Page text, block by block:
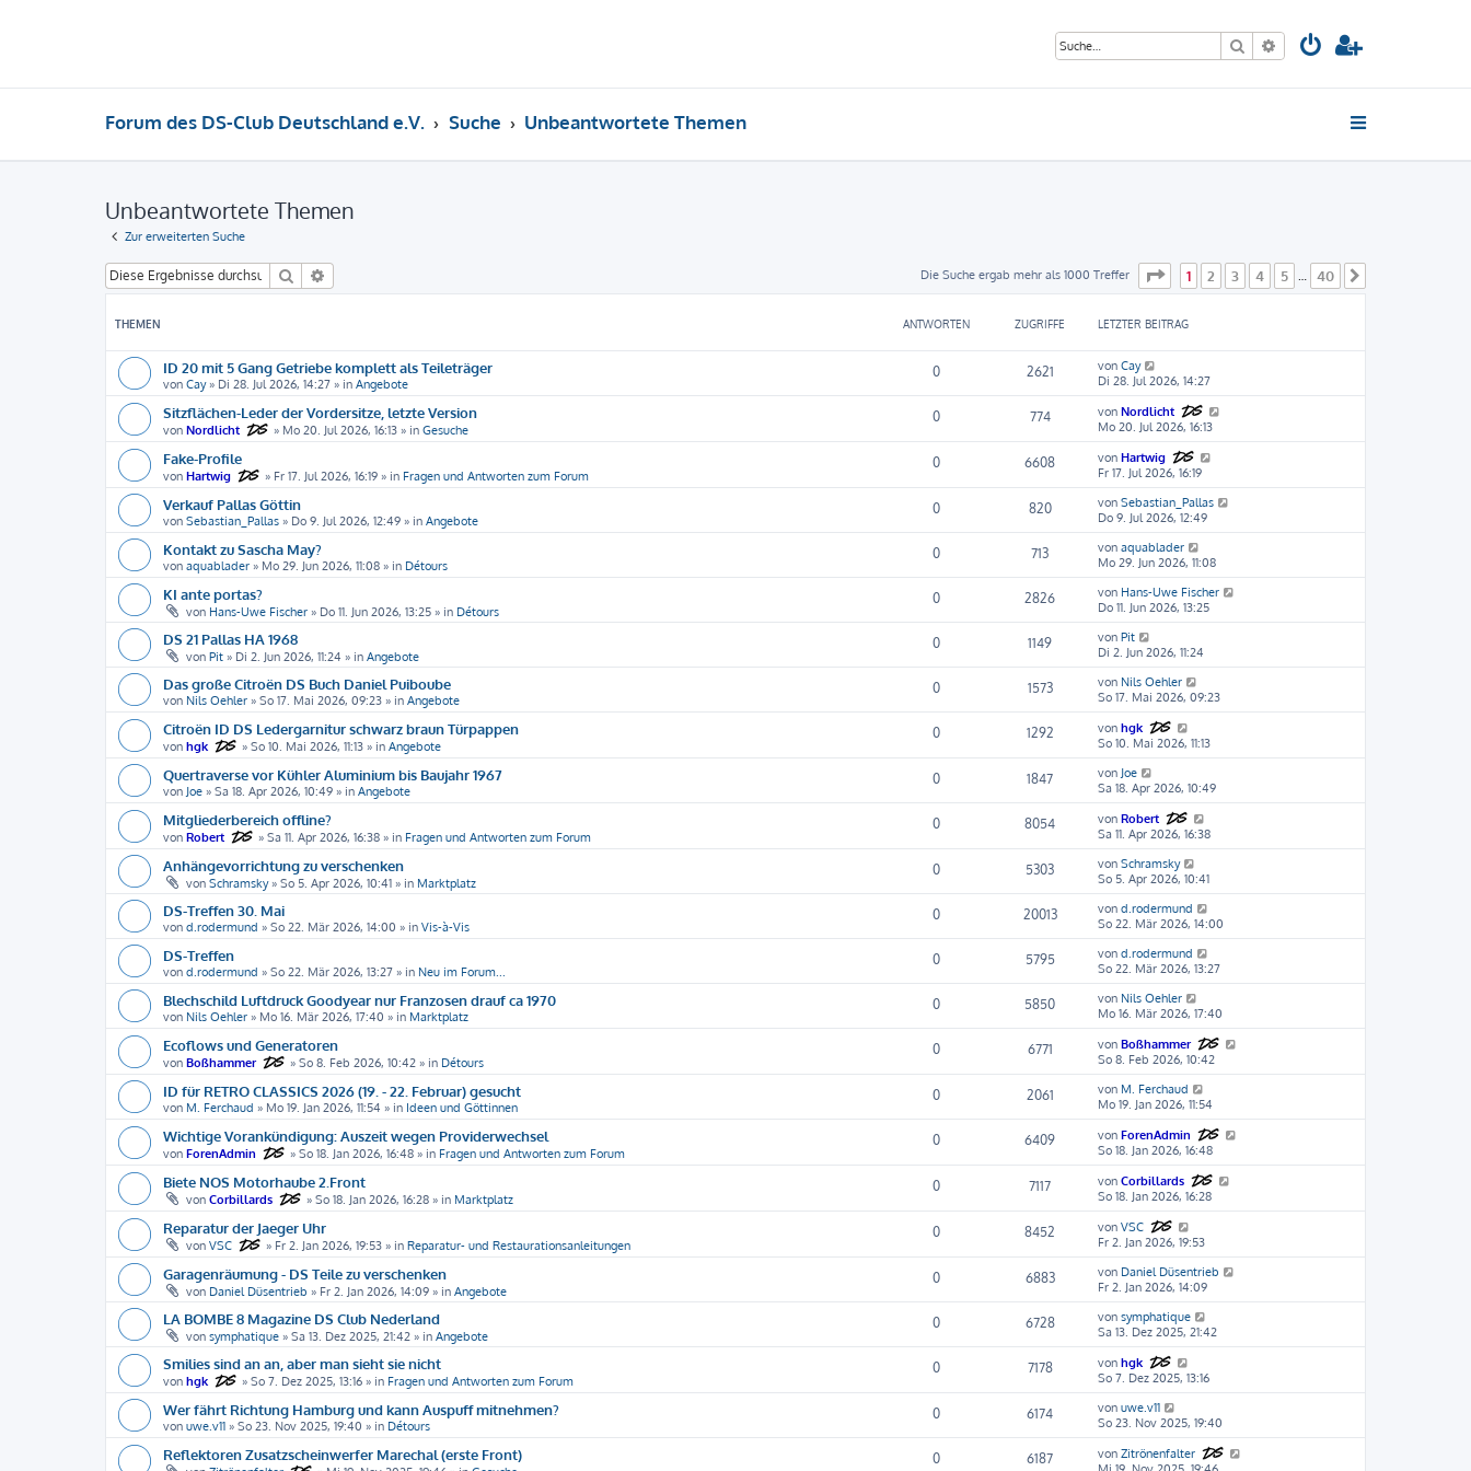
Suche Erweiterte Suche
Forum des DS-Club Deutschland e.V. Suche Unbeantwortete Themen
Unbeantwortete Themen
Zur erweiterten Suche
Suche Die Suche ergab mehr als 1000 Treffer Seite von40
1 2 3 4 5 40
THEMEN ANTWORTEN ZUGRIFFE LETZTER BEITRAG
ID 20 mit 5 Gang Getriebe komplett als Teileträger
von Cay» Di 28. Jul 2026, 14:27 » in Angebote
0 2621 von Cay
Di 28. Jul 2026, 14:27
Sitzflächen-Leder der Vordersitze, letzte Version
von Nordlicht » Mo 20. Jul 2026, 16:13 » in Gesuche
0 774 von Nordlicht
Mo 20. Jul 2026, 16:13
Fake-Profile
von Hartwig » Fr 17. Jul 2026, 16:19 » in Fragen und Antworten zum Forum
0 6608 von Hartwig
Fr 17. Jul 2026, 16:19
Verkauf Pallas Göttin
von Sebastian_Pallas » Do 9. Jul 2026, 12:49 » in Angebote
0 820 von Sebastian_Pallas
Do 9. Jul 2026, 12:49
Kontakt zu Sascha May?
von aquablader » Mo 29. Jun 2026, 11:08 » in Détours
0 713 von aquablader
Mo 29. Jun 2026, 11:08
KI ante portas?
von Hans-Uwe Fischer » Do 11. Jun 2026, 13:25 » in Détours
0 2826 von Hans-Uwe Fischer
Do 11. Jun 2026, 13:25
DS 21 Pallas HA 1968
von Pit » Di 2. Jun 2026, 11:24 » in Angebote
0 1149 von Pit
Di 2. Jun 2026, 11:24
Das große Citroën DS Buch Daniel Puiboube
von Nils Oehler » So 17. Mai 2026, 09:23 » in Angebote
0 1573 von Nils Oehler
So 17. Mai 2026, 09:23
Citroën ID DS Ledergarnitur schwarz braun Türpappen
von hgk » So 10. Mai 2026, 11:13 » in Angebote
0 1292 von hgk
So 10. Mai 2026, 11:13
Quertraverse vor Kühler Aluminium bis Baujahr 1967
von Joe » Sa 18. Apr 2026, 10:49 » in Angebote
0 1847 von Joe
Sa 18. Apr 2026, 10:49
Mitgliederbereich offline?
von Robert » Sa 11. Apr 2026, 16:38 » in Fragen und Antworten zum Forum
0 8054 von Robert
Sa 11. Apr 2026, 16:38
Anhängevorrichtung zu verschenken
von Schramsky» So 5. Apr 2026, 10:41 » in Marktplatz
0 5303 von Schramsky
So 5. Apr 2026, 10:41
DS-Treffen 30. Mai
von d.rodermund » So 22. Mär 2026, 14:00 » in Vis-à-Vis
0 20013 von d.rodermund
So 22. Mär 2026, 14:00
DS-Treffen
von d.rodermund » So 22. Mär 2026, 13:27 » in Neu im Forum...
0 5795 von d.rodermund
So 22. Mär 2026, 13:27
Blechschild Luftdruck Goodyear nur Franzosen drauf ca 1970
von Nils Oehler » Mo 16. Mär 2026, 17:40 » in Marktplatz
0 5850 von Nils Oehler
Mo 16. Mär 2026, 17:40
Ecoflows und Generatoren
von Boßhammer » So 8. Feb 2026, 10:42 » in Détours
0 6771 von Boßhammer
So 8. Feb 2026, 10:42
ID für RETRO CLASSICS 2026 (19. - 22. Februar) gesucht
von M. Ferchaud » Mo 19. Jan 2026, 11:54 » in Ideen und Göttinnen
0 2061 von M. Ferchaud
Mo 19. Jan 2026, 11:54
Wichtige Vorankündigung: Auszeit wegen Providerwechsel
von ForenAdmin » So 18. Jan 2026, 16:48 » in Fragen und Antworten zum Forum
0 6409 von ForenAdmin
So 18. Jan 2026, 16:48
Biete NOS Motorhaube 2.Front
von Corbillards » So 18. Jan 2026, 16:28 » in Marktplatz
0 7117 von Corbillards
So 18. Jan 2026, 16:28
Reparatur der Jaeger Uhr
von VSC » Fr 2. Jan 2026, 19:53 » in Reparatur- und Restaurationsanleitungen
0 8452 von VSC
Fr 2. Jan 2026, 19:53
Garagenräumung - DS Teile zu verschenken
von Daniel Düsentrieb » Fr 2. Jan 2026, 14:09 » in Angebote
0 6883 von Daniel Düsentrieb
Fr 2. Jan 2026, 14:09
LA BOMBE 8 Magazine DS Club Nederland
von symphatique » Sa 13. Dez 2025, 21:42 » in Angebote
0 6728 von symphatique
Sa 13. Dez 2025, 21:42
Smilies sind an an, aber man sieht sie nicht
von hgk » So 7. Dez 2025, 13:16 » in Fragen und Antworten zum Forum
0 7178 von hgk
So 7. Dez 2025, 13:16
Wer fährt Richtung Hamburg und kann Auspuff mitnehmen?
von uwe.v11 » So 23. Nov 2025, 19:40 » in Détours
0 6174 von uwe.v11
So 23. Nov 2025, 19:40
Reflektoren Zusatzscheinwerfer Marechal (erste Front) 0 6187 von Zitrönenfalter